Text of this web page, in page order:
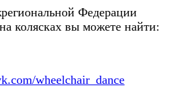
Федерации
колясках вы можете найти:
wheelchair_dance